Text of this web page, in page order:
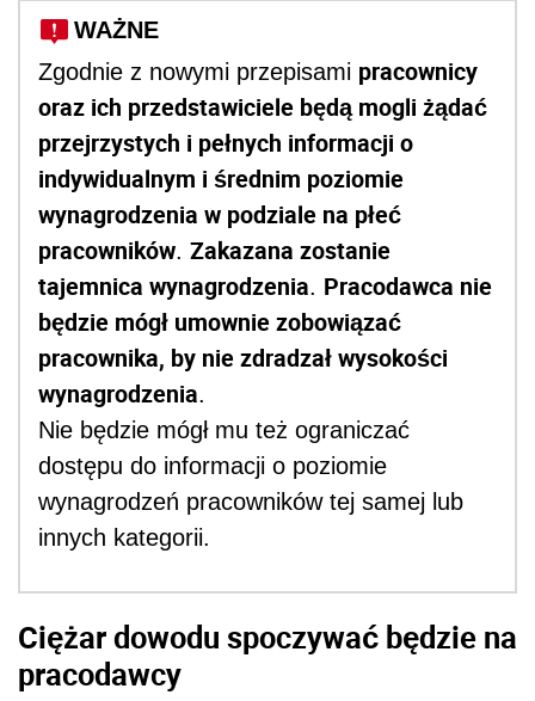
WAŻNE
Zgodnie z nowymi przepisami pracownicy
oraz ich przedstawiciele będą mogli żądać
przejrzystych i pełnych informacji o
indywidualnym i średnim poziomie
wynagrodzenia w podziale na płeć
pracowników. Zakazana zostanie
tajemnica wynagrodzenia. Pracodawca nie
będzie mógł umownie zobowiązać
pracownika, by nie zdradzał wysokości
wynagrodzenia.
Nie będzie mógł mu też ograniczać
dostępu do informacji o poziomie
wynagrodzeń pracowników tej samej lub
innych kategorii.
Ciężar dowodu spoczywać będzie na
pracodawcy